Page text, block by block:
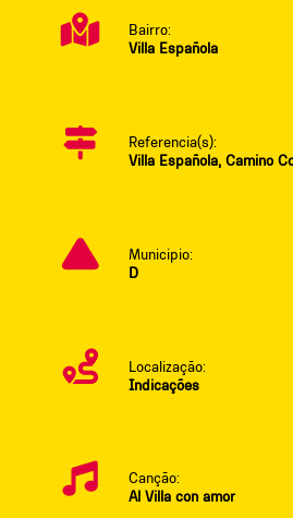
Bairro:
Villa Española
Referencia(s):
Villa Española, Camino
Municipio:
D
Localização:
Indicações
Canção:
Al Villa con amor